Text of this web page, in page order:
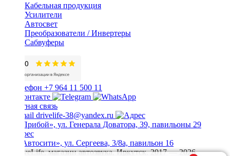
Кабельная продукция
Усилители
Автосвет
Преобразователи / Инвертеры
Сабвуферы
+7 964 11 500 11
Обратная связь
drivelife-38@yandex.ru
ТЦ «Прибой», ул. Генерала Доватора, 39, павильоны 29
ТЦ «Автосити», ул. Сергеева, 3/8а, павильон 16
© DriveLife, магазин автозвука, Иркутск. 2017 — 2026